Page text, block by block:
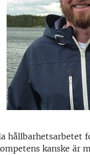
hållbarhetsarbetet
kanske är